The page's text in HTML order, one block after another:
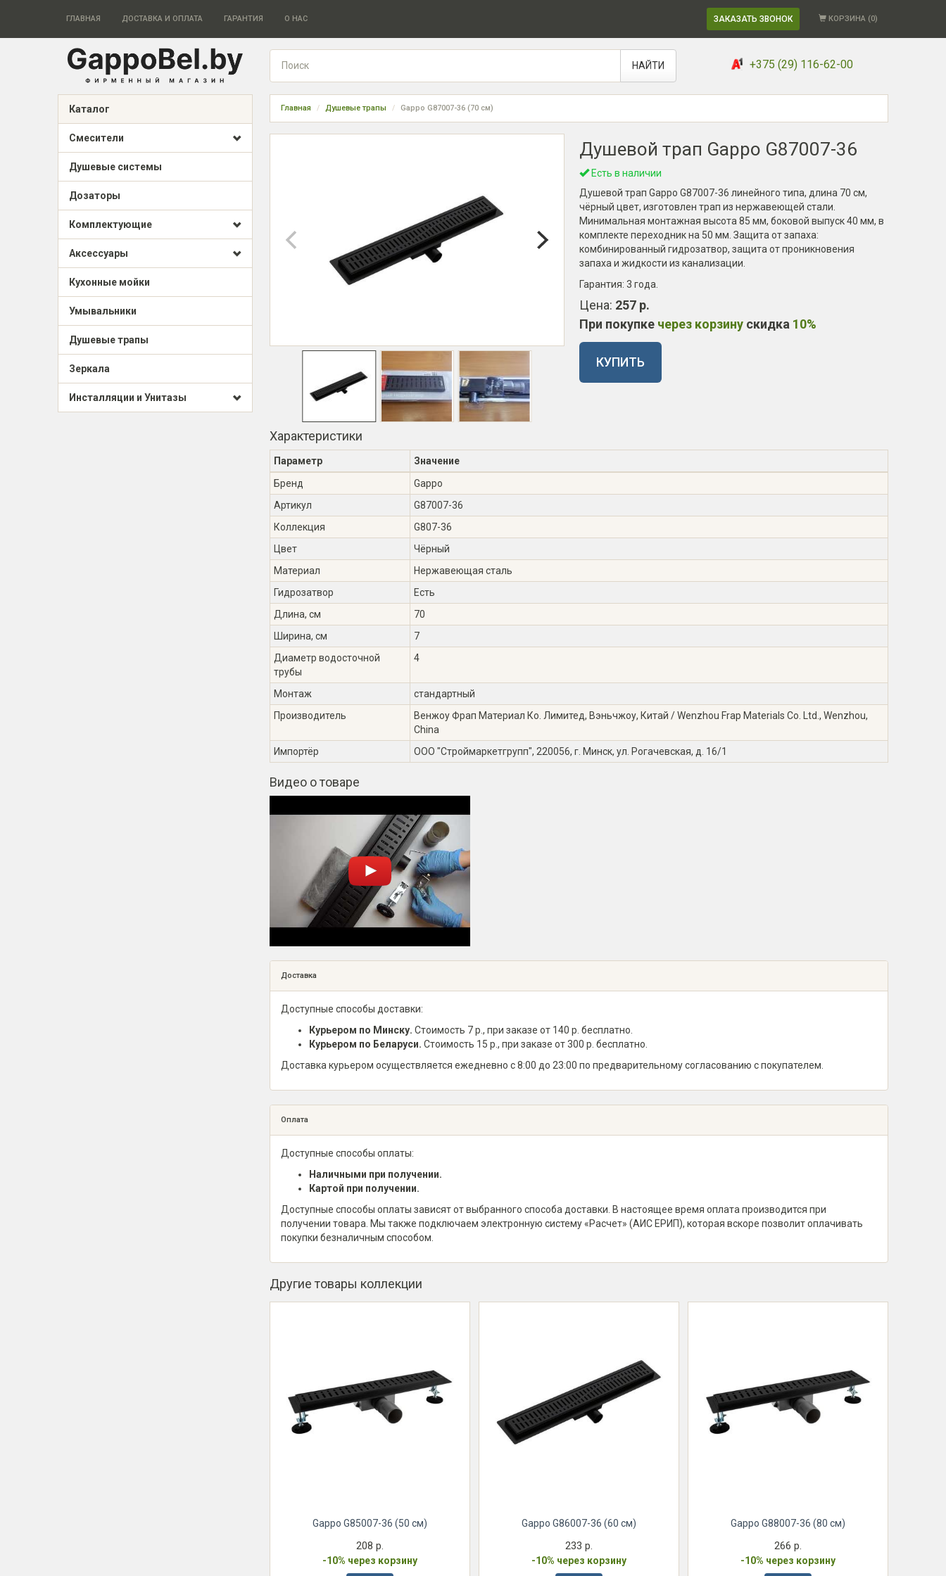
ГЛАВНАЯ ДОСТАВКА И ОПЛАТА ГАРАНТИЯ О НАС ЗАКАЗАТЬ ЗВОНОК КОРЗИНА (0)
НАЙТИ +375 (29) 116-62-00
Каталог
Смесители
Душевые системы
Дозаторы
Комплектующие
Аксессуары
Кухонные мойки
Умывальники
Душевые трапы
Зеркала
Инсталляции и Унитазы
Главная Душевые трапы Gappo G87007-36 (70 см)
Душевой трап Gappo G87007-36
Есть в наличии
Душевой трап Gappo G87007-36 линейного типа, длина 70 см,
чёрный цвет, изготовлен трап из нержавеющей стали.
Минимальная монтажная высота 85 мм, боковой выпуск 40 мм, в
комплекте переходник на 50 мм. Защита от запаха:
комбинированный гидрозатвор, защита от проникновения
запаха и жидкости из канализации.
Гарантия: 3 года
Цена: 257 р.
При покупке через корзинускидка 10%
КУПИТЬ
Характеристики
Параметр
Значение
Бренд
Gappo
Артикул
G87007-36
Коллекция
G807-36
Цвет
Чёрный
Материал
Нержавеющая сталь
Гидрозатвор
Есть
Длина, см
70
Ширина, см
7
Диаметр водосточной
трубы
4
Монтаж
стандартный
Производитель
Венжоу Фрап Материал Ко. Лимитед, Вэньчжоу, Китай / Wenzhou Frap Materials Co. Ltd., Wenzhou,
China
Импортёр
ООО "Строймаркетгрупп", 220056, г. Минск, ул. Рогачевская, д. 16/1
Видео о товаре
Доставка
Доступные способы доставки:
Курьером по Минску. Стоимость 7 р., при заказе от 140 р. бесплатно.
Курьером по Беларуси. Стоимость 15 р., при заказе от 300 р. бесплатно.
Доставка курьером осуществляется ежедневно с 8:00 до 23:00 по предварительному согласованию с покупателем.
Оплата
Доступные способы оплаты:
Наличными при получении.
Картой при получении.
Доступные способы оплаты зависят от выбранного способа доставки. В настоящее время оплата производится при
получении товара. Мы также подключаем электронную систему «Расчет» (АИС ЕРИП), которая вскоре позволит оплачивать
покупки безналичным способом.
Другие товары коллекции
Gappo G85007-36 (50 см)
208 р.
-10% через корзину
Gappo G86007-36 (60 см)
233 р.
-10% через корзину
Gappo G88007-36 (80 см)
266 р.
-10% через корзину